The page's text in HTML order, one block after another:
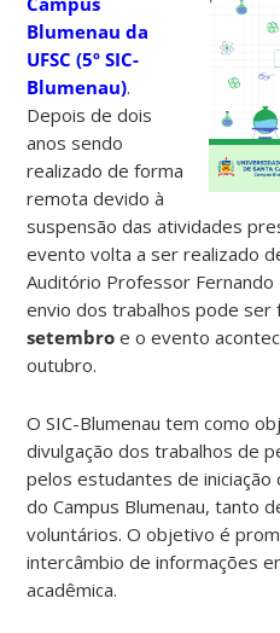
Blumenau da
UFSC (5º SIC-
Blumenau).
Depois de dois
anos sendo
realizado de forma
remota devido à
suspensão das atividades
evento volta a ser realizado
Auditório Professor Fernando
envio dos trabalhos pode
setembro e o evento
outubro.
O SIC-Blumenau tem como
divulgação dos trabalhos de
pelos estudantes de iniciação
do Campus Blumenau, tanto
voluntários. O objetivo é
intercâmbio de informações
acadêmica.